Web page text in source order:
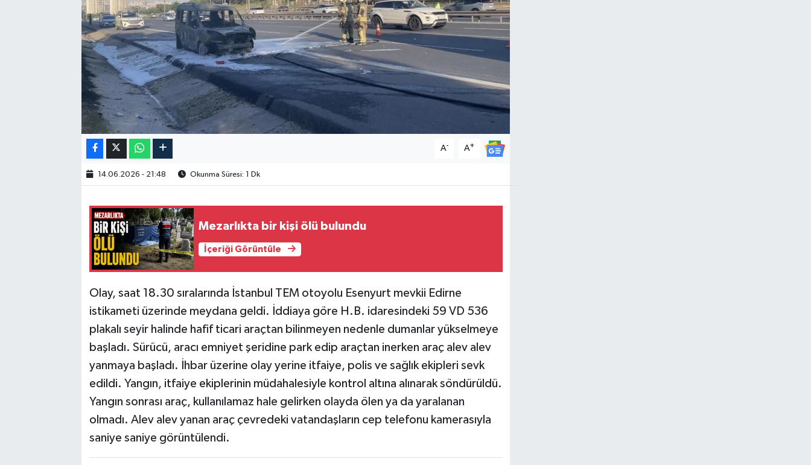
A- A+
14.06.2026 - 21:48 Okunma Süresi: 1 Dk
Mezarlıkta bir kişi ölü bulundu
İçeriği Görüntüle
Olay, saat 18.30 sıralarında İstanbul TEM otoyolu Esenyurt mevkii Edirne
istikameti üzerinde meydana geldi. İddiaya göre H.B. idaresindeki 59 VD 536
plakalı seyir halinde hafif ticari araçtan bilinmeyen nedenle dumanlar yükselmeye
başladı. Sürücü, aracı emniyet şeridine park edip araçtan inerken araç alev alev
yanmaya başladı. İhbar üzerine olay yerine itfaiye, polis ve sağlık ekipleri sevk
edildi. Yangın, itfaiye ekiplerinin müdahalesiyle kontrol altına alınarak söndürüldü.
Yangın sonrası araç, kullanılamaz hale gelirken olayda ölen ya da yaralanan
olmadı. Alev alev yanan araç çevredeki vatandaşların cep telefonu kamerasıyla
saniye saniye görüntülendi.